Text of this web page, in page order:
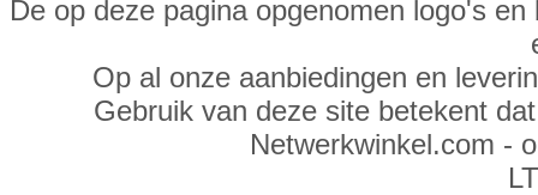
De op deze pagina opgenomen logo's
Op al onze aanbiedingen en
Gebruik van deze site betekent
Netwerkwinkel.com -